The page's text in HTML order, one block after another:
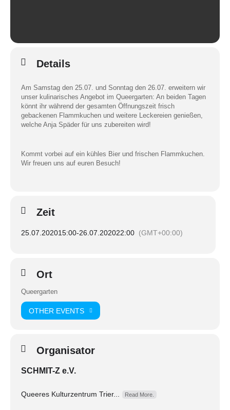
Details
Am Samstag den 25.07. und Sonntag den 26.07. erweitern wir
unser kulinarisches Angebot im Queergarten: An beiden Tagen
könnt ihr während der gesamten Öffnungszeit frisch
gebackenen Flammkuchen und weitere Leckereien genießen,
welche Anja Späder für uns zubereiten wird!
Kommt vorbei auf ein kühles Bier und frischen Flammkuchen.
Wir freuen uns auf euren Besuch!
Zeit
25.07.202015:00-26.07.202022:00 (GMT+00:00)
Ort
Queergarten
OTHER EVENTS
Organisator
SCHMIT-Z e.V.
Queeres Kulturzentrum Trier... Read More.